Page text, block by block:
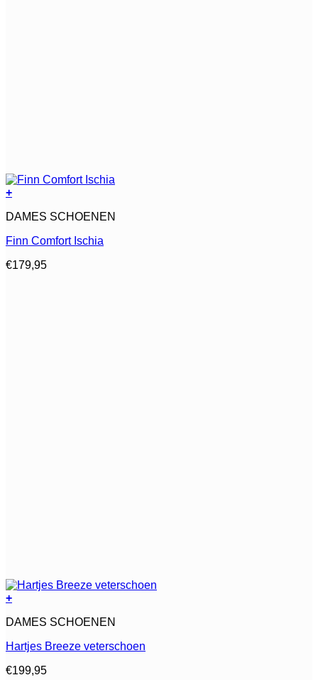
+
product
meerdere
Deze
DAMES SCHOENEN
Finn Comfort Ischia
€179,95
+
product
meerdere
Deze
DAMES SCHOENEN
Hartjes Breeze veterschoen
€199,95